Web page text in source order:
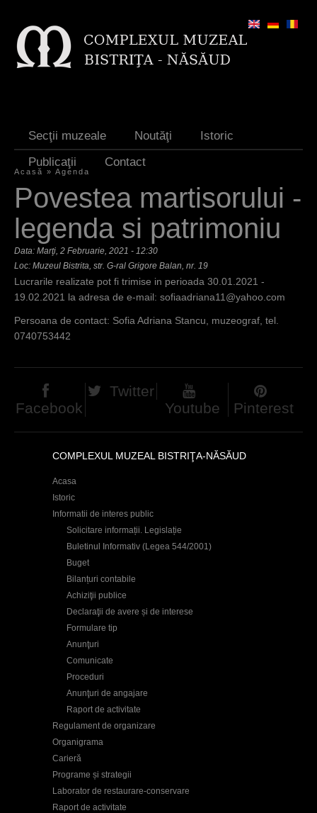
Secţii muzeale Noutăţi
Istoric
Publicaţii
Contact
E
ş
t
i
a
c
Acasă » Agenda
Povestea martisorului -
legenda si patrimoniu
Data: Marţi, 2 Februarie, 2021 - 12:30
Loc: Muzeul Bistrita, str. G-ral Grigore Balan, nr. 19
Lucrarile realizate pot fi trimise in perioada 30.01.2021 -
19.02.2021 la adresa de e-mail: sofiaadriana11@yahoo.com
Persoana de contact: Sofia Adriana Stancu, muzeograf, tel.
0740753442
Facebook
Twitter
Youtube
Pinterest
COMPLEXUL MUZEAL BISTRIŢA-NĂSĂUD
Acasa
Istoric
Informatii de interes public
Solicitare informații. Legislație
Buletinul Informativ (Legea 544/2001)
Buget
Bilanțuri contabile
Achiziţii publice
Declaraţii de avere și de interese
Formulare tip
Anunţuri
Comunicate
Proceduri
Anunţuri de angajare
Raport de activitate
Regulament de organizare
Organigrama
Carieră
Programe și strategii
Laborator de restaurare-conservare
Raport de activitate